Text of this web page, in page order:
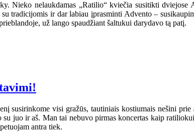
Nieko nelaukdamas „Ratilio“ kviečia susitikti
tradicijomis ir dar labiau įprasminti Advento –
už lango spaudžiant šaltukui darydavo tą patį.
susirinkome visi gražūs, tautiniais kostiumais nešini
juo ir aš. Man tai nebuvo pirmas koncertas kaip
antra tiek.